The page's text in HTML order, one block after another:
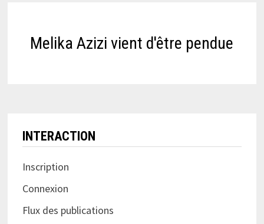
Melika Azizi vient d'être pendue
INTERACTION
Inscription
Connexion
Flux des publications